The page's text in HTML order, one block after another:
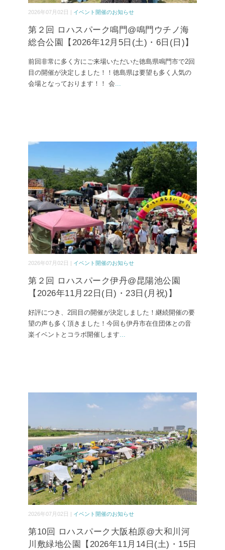
2026年07月02日 | イベント開催のお知らせ
第２回 ロハスパーク鳴門@鳴門ウチノ海
総合公園【2026年12月5日(土)・6日(日)】
前回非常に多く方にご来場いただいた徳島県鳴門市で2回
目の開催が決定しました！！徳島県は要望も多く人気の
会場となっております！！ 会...
2026年07月02日 | イベント開催のお知らせ
第２回 ロハスパーク伊丹@昆陽池公園
【2026年11月22日(日)・23日(月祝)】
好評につき、2回目の開催が決定しました！継続開催の要
望の声も多く頂きました！今回も伊丹市在住団体との音
楽イベントとコラボ開催します...
2026年07月02日 | イベント開催のお知らせ
第10回 ロハスパーク大阪柏原@大和川河
川敷緑地公園【2026年11月14日(土)・15日